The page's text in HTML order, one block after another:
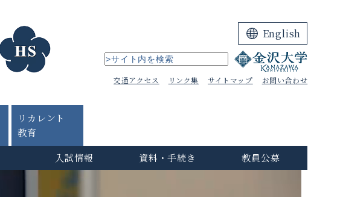
English
交通アクセス リンク集 サイトマップ お問い合わせ
リカレント
教育
入試情報 資料・手続き 教員公募